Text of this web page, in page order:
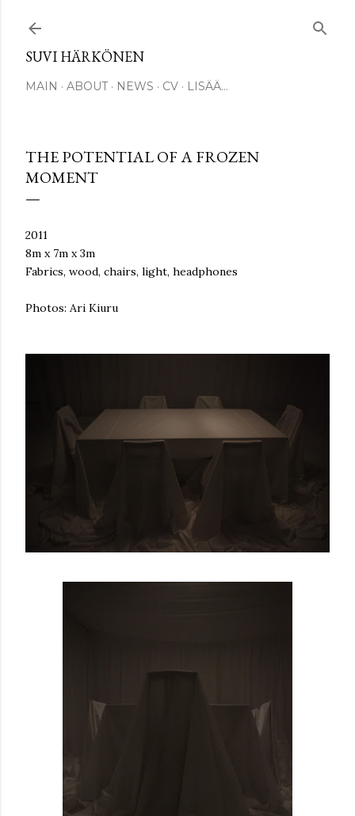
SUVI HÄRKÖNEN
MAIN ABOUT NEWS CV LISÄÄ…
THE POTENTIAL OF A FROZEN
MOMENT
2011
8m x 7m x 3m
Fabrics, wood, chairs, light, headphones
Photos: Ari Kiuru